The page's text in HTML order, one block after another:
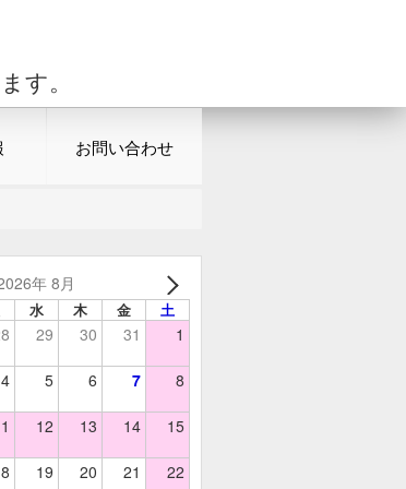
す。
お問い合わせ
年 8月
水 木 金 土
29 30 31 1
4 5 6 7 8
12 13 14 15
19 20 21 22